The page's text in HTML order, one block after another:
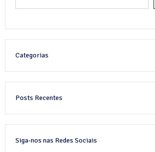
Categorias
Posts Recentes
Siga-nos nas Redes Sociais